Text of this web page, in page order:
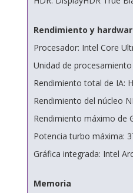
Rendimiento y
Procesador: Intel Core
Unidad de
Rendimiento total de IA:
Rendimiento del núcleo
Rendimiento máximo de
Potencia turbo máxima:
Gráfica integrada: Intel
Memoria